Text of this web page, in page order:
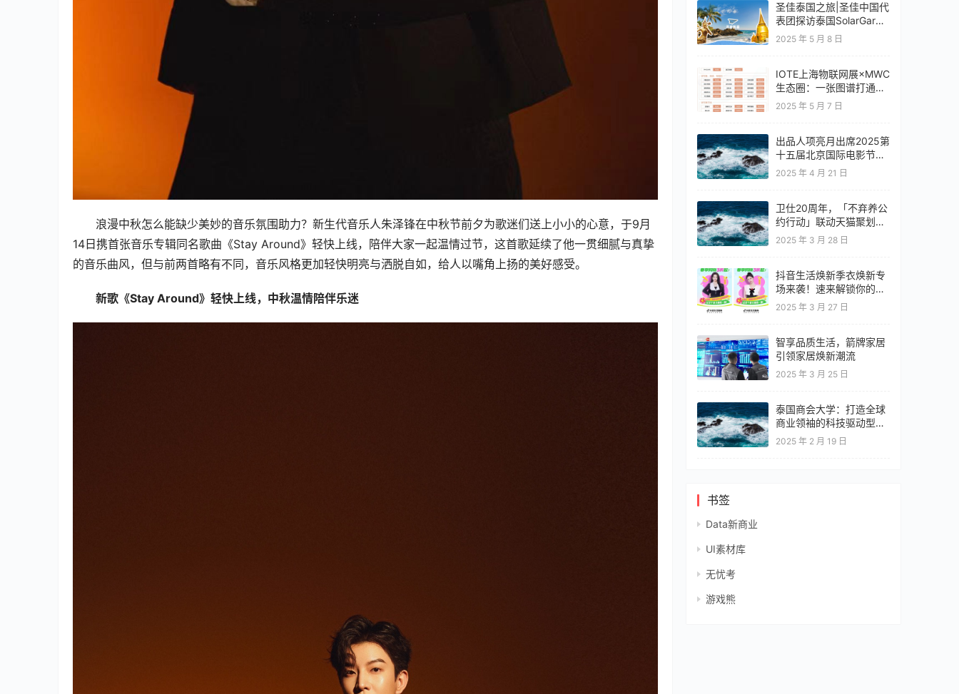
浪漫中秋怎么能缺少美妙的音乐氛围助力？新生代音乐人朱泽锋在中秋节前夕为歌迷们送上小小的心意，于9月
14日携首张音乐专辑同名歌曲《Stay Around》轻快上线，陪伴大家一起温情过节，这首歌延续了他一贯细腻与真挚
的音乐曲风，但与前两首略有不同，音乐风格更加轻快明亮与洒脱自如，给人以嘴角上扬的美好感受。
新歌《Stay Around》轻快上线，中秋温情陪伴乐迷
圣佳泰国之旅|圣佳中国代
表团探访泰国SolarGard
旗舰店
2025 年 5 月 8 日
IOTE上海物联网展×MWC
生态圈：一张图谱打通移
动通信+物联网产业全链
2025 年 5 月 7 日
出品人项亮月出席2025第
十五届北京国际电影节开
幕式红毯惊艳亮相
2025 年 4 月 21 日
卫仕20周年，「不弃养公
约行动」联动天猫聚划算
欢聚日
2025 年 3 月 28 日
抖音生活焕新季衣焕新专
场来袭！速来解锁你的春
日OOTD！
2025 年 3 月 27 日
智享品质生活，箭牌家居
引领家居焕新潮流
2025 年 3 月 25 日
泰国商会大学：打造全球
商业领袖的科技驱动型教
育高地
2025 年 2 月 19 日
书签
Data新商业
UI素材库
无忧考
游戏熊